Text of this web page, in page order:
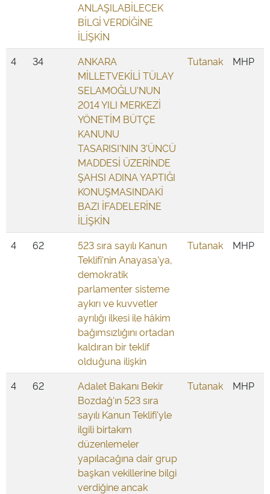
ANLAŞILABİLECEK
BİLGİ VERDİĞİNE
İLİŞKİN
4 34
ANKARA
MİLLETVEKİLİ TÜLAY
SELAMOĞLU'NUN
2014 YILI MERKEZİ
YÖNETİM BÜTÇE
KANUNU
TASARISI'NIN 3'ÜNCÜ
MADDESİ ÜZERİNDE
ŞAHSI ADINA YAPTIĞI
KONUŞMASINDAKİ
BAZI İFADELERİNE
İLİŞKİN
Tutanak MHP
4 62
523 sıra sayılı Kanun
Teklifi'nin Anayasa'ya,
demokratik
parlamenter sisteme
aykırı ve kuvvetler
ayrılığı ilkesi ile hâkim
bağımsızlığını ortadan
kaldıran bir teklif
olduğuna ilişkin
Tutanak MHP
4 62
Adalet Bakanı Bekir
Bozdağ'ın 523 sıra
sayılı Kanun Teklifi'yle
ilgili birtakım
düzenlemeler
yapılacağına dair grup
başkan vekillerine bilgi
verdiğine ancak
Tutanak MHP